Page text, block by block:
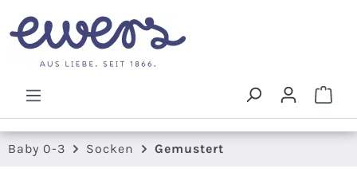
Zum Hauptinhalt springen
Baby 0-3 Socken Gemustert